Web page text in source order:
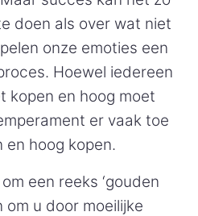
doen als over wat niet
onze emoties een
Hoewel iedereen
kopen en hoog moet
er vaak toe
en hoog kopen.
een reeks ‘gouden
om u door moeilijke